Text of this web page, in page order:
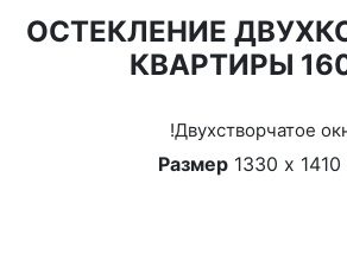
ОСТЕКЛЕНИЕ
КВАРТИРЫ
!Двухстворчатое
Размер1330 х